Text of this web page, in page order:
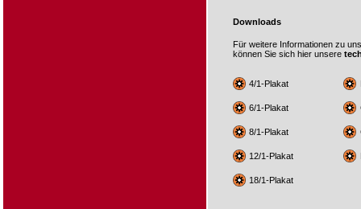
Downloads
Für weitere Informationen zu
können Sie sich hier unsere
4/1-Plakat
6/1-Plakat
8/1-Plakat
12/1-Plakat
18/1-Plakat